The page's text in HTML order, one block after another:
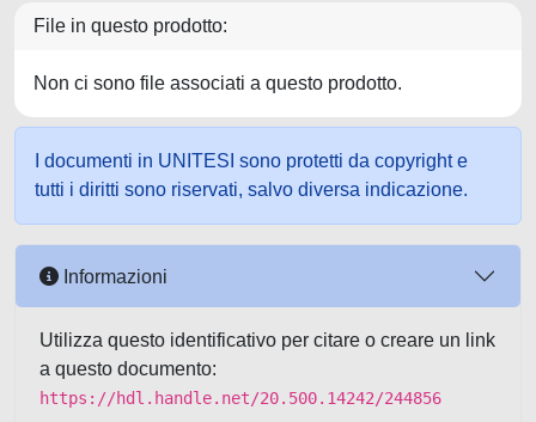
File in questo prodotto:
Non ci sono file associati a questo prodotto.
I documenti in UNITESI sono protetti da copyright e
tutti i diritti sono riservati, salvo diversa indicazione.
Informazioni
Utilizza questo identificativo per citare o creare un link
a questo documento:
https://hdl.handle.net/20.500.14242/244856